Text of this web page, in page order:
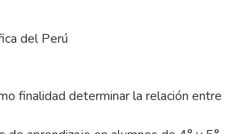
del Perú
finalidad determinar la relación entre